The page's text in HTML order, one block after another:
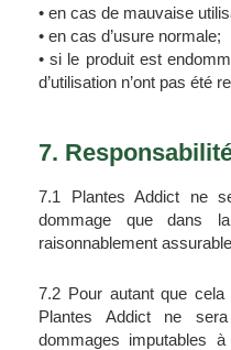
• en cas de mauvaise
• en cas d’usure normale;
• si le produit est
d’utilisation n’ont pas été
7.
7.1 Plantes Addict ne
dommage que dans
raisonnablement
7.2 Pour autant que cela
Plantes Addict ne
dommages imputables